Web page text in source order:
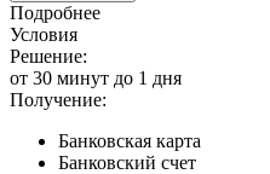
Подробнее
Условия
Решение:
от 30 минут до 1 дня
Получение:
Банковская карта
Банковский счет